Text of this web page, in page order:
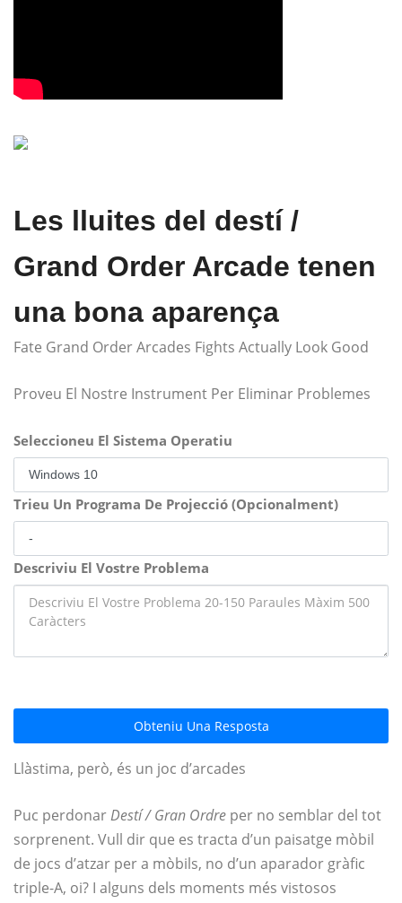
Les lluites del destí /
Grand Order Arcade tenen
una bona aparença
Fate Grand Order Arcades Fights Actually Look Good
Proveu El Nostre Instrument Per Eliminar Problemes
Seleccioneu El Sistema Operatiu
Trieu Un Programa De Projecció (Opcionalment)
Descriviu El Vostre Problema
Obteniu Una Resposta
Llàstima, però, és un joc d’arcades
Puc perdonarDestí / Gran Ordre per no semblar del tot
sorprenent. Vull dir que es tracta d’un paisatge mòbil
de jocs d’atzar per a mòbils, no d’un aparador gràfic
triple-A, oi? I alguns dels moments més vistosos